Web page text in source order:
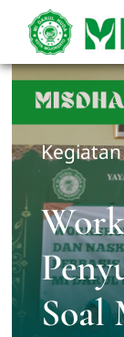
Skip
content
Home
Profil
Berita
Kegiatan
Download
Kegiatan
Soal